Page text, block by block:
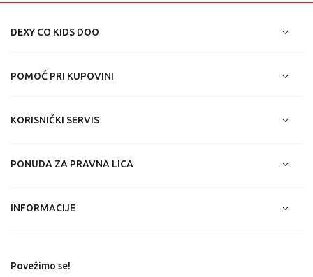
DEXY CO KIDS DOO
POMOĆ PRI KUPOVINI
KORISNIČKI SERVIS
PONUDA ZA PRAVNA LICA
INFORMACIJE
Povežimo se!